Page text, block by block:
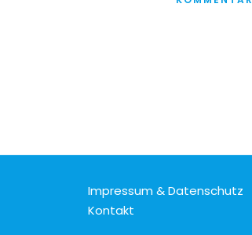
Impressum & Datenschutz
Kontakt